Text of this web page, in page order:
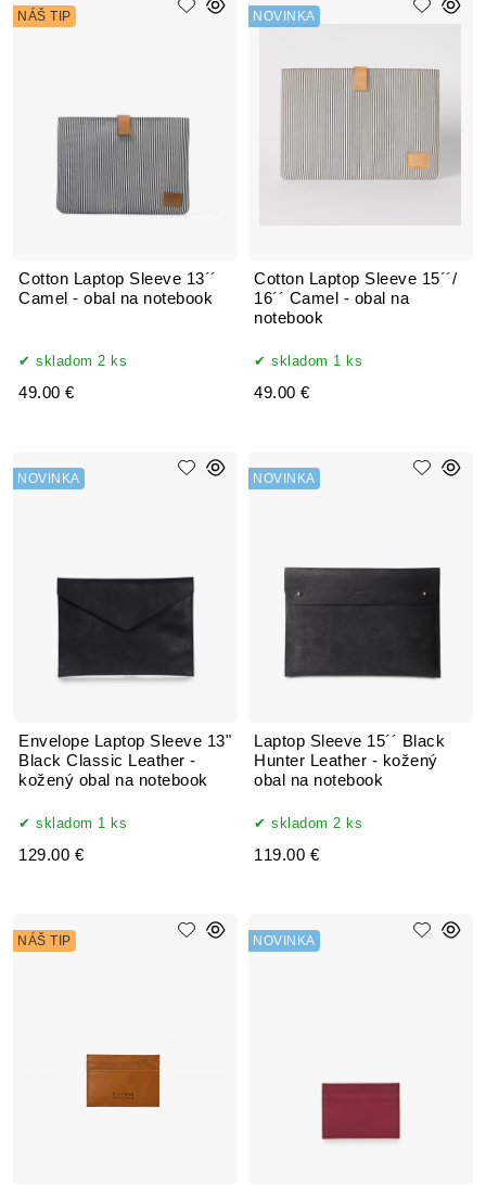
Cotton Laptop Sleeve 13´´
Camel - obal na notebook
NÁŠ TIP
skladom 2 ks
49.00 €
Cotton Laptop Sleeve 15´´/
16´´ Camel - obal na
notebook
NOVINKA
skladom 1 ks
49.00 €
Envelope Laptop Sleeve 13"
Black Classic Leather -
kožený obal na notebook
NOVINKA
skladom 1 ks
129.00 €
Laptop Sleeve 15´´ Black
Hunter Leather - kožený
obal na notebook
NOVINKA
skladom 2 ks
119.00 €
NÁŠ TIP NOVINKA